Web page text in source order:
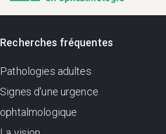
Recherches fréquentes
Pathologies adultes
Signes d'une urgence
ophtalmologique